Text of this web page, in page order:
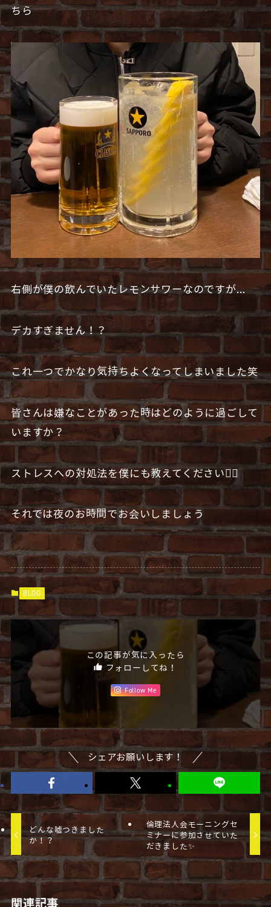
ちら
右側が僕の飲んでいたレモンサワーなのですが…
デカすぎません！？
これ一つでかなり気持ちよくなってしまいました笑
皆さんは嫌なことがあった時はどのように過ごして
いますか？
ストレスへの対処法を僕にも教えてください🙇‍♂️
それでは夜のお時間でお会いしましょう
BLOG
この記事が気に入ったら
フォローしてね！
Follow Me
シェアお願いします！
どんな嘘つきました
か！？
倫理法人会モーニングセ
ミナーに参加させていた
だきました✨
関連記事